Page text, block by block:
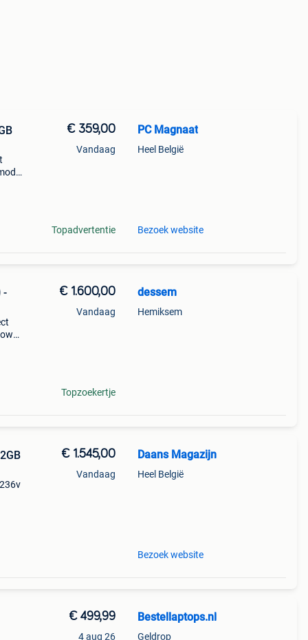
€ 359,00
Vandaag
Topadvertentie
PC Magnaat
Heel België
Bezoek website
-
€ 1.600,00
Vandaag
Topzoekertje
dessem
Hemiksem
€ 1.545,00
Vandaag
Daans Magazijn
Heel België
Bezoek website
€ 499,99
4 aug 26
Bestellaptops.nl
Geldrop